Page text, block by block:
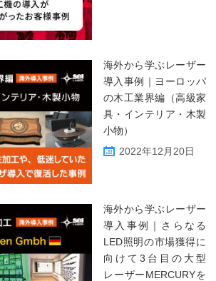
海外から学ぶレーザー
導入事例｜ヨーロッパ
の木工業界編（高級家
具・インテリア・木製
小物）
2022年12月20日
海外から学ぶレーザー
導入事例｜さらなる
LED照明の市場獲得に
向けて3台目の大型
レーザーMERCURYを